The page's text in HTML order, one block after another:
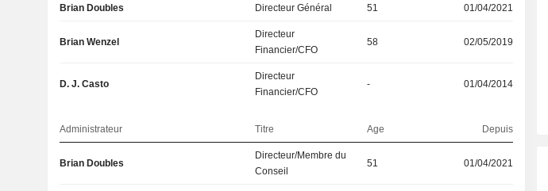
Brian Doubles Directeur Général 51 01/04/2021
Brian Wenzel
Directeur
Financier/CFO
58 02/05/2019
D. J. Casto
Directeur
Financier/CFO
- 01/04/2014
Administrateur Titre Age Depuis
Brian Doubles
Directeur/Membre du
Conseil
51 01/04/2021